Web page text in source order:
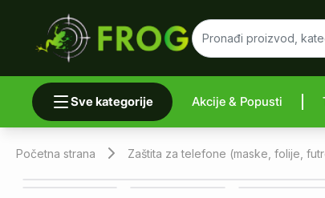
Sve kategorije Akcije & Popusti
Početna strana Zaštita za telefone (maske, folije,